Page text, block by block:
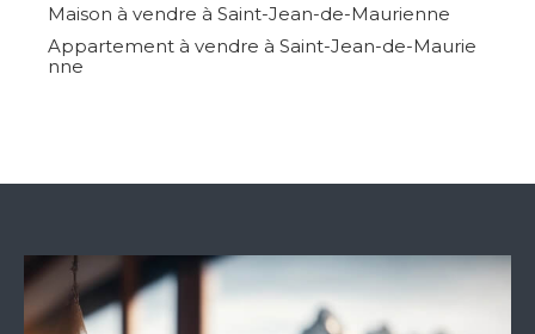
Maison à vendre à Saint-Jean-de-Maurienne
Appartement à vendre à Saint-Jean-de-Maurie
nne